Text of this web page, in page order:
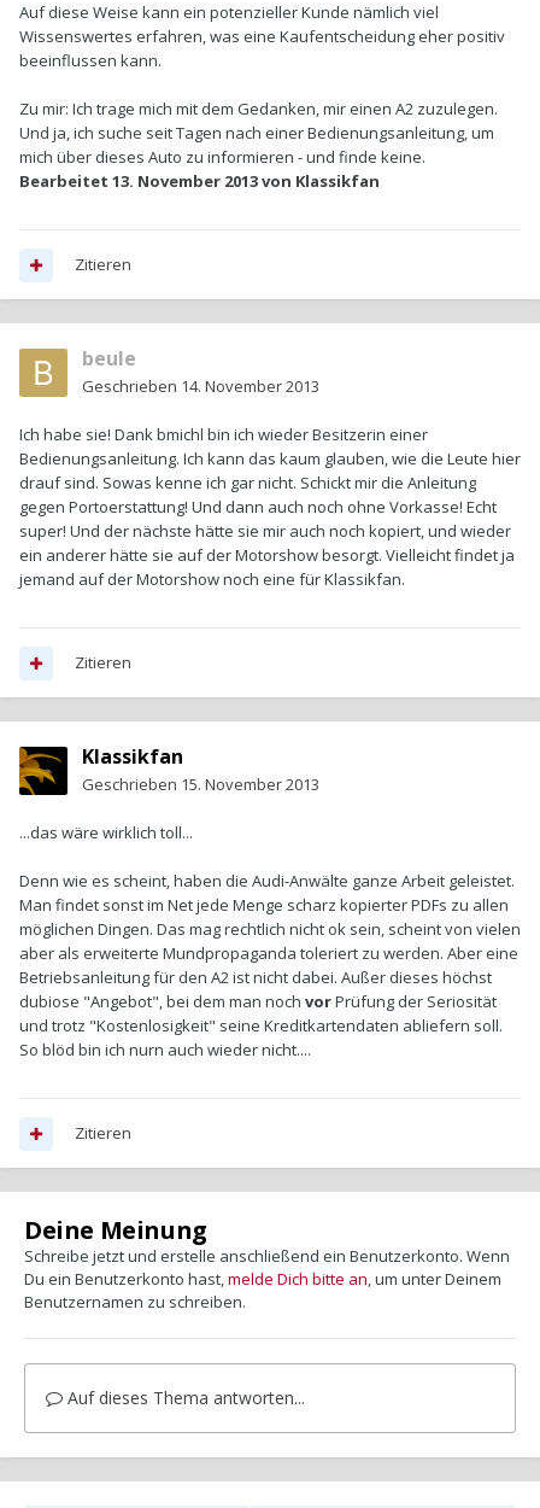
Auf diese Weise kann ein potenzieller Kunde nämlich viel
Wissenswertes erfahren, was eine Kaufentscheidung eher positiv
beeinflussen kann.
Zu mir: Ich trage mich mit dem Gedanken, mir einen A2 zuzulegen.
Und ja, ich suche seit Tagen nach einer Bedienungsanleitung, um
mich über dieses Auto zu informieren - und finde keine.
Bearbeitet 13. November 2013von Klassikfan
Zitieren
beule
Geschrieben 14. November 2013
Ich habe sie! Dank bmichl bin ich wieder Besitzerin einer
Bedienungsanleitung. Ich kann das kaum glauben, wie die Leute hier
drauf sind. Sowas kenne ich gar nicht. Schickt mir die Anleitung
gegen Portoerstattung! Und dann auch noch ohne Vorkasse! Echt
super! Und der nächste hätte sie mir auch noch kopiert, und wieder
ein anderer hätte sie auf der Motorshow besorgt. Vielleicht findet ja
jemand auf der Motorshow noch eine für Klassikfan.
Zitieren
Klassikfan
Geschrieben 15. November 2013
...das wäre wirklich toll...
Denn wie es scheint, haben die Audi-Anwälte ganze Arbeit geleistet.
Man findet sonst im Net jede Menge scharz kopierter PDFs zu allen
möglichen Dingen. Das mag rechtlich nicht ok sein, scheint von vielen
aber als erweiterte Mundpropaganda toleriert zu werden. Aber eine
Betriebsanleitung für den A2 ist nicht dabei. Außer dieses höchst
dubiose "Angebot", bei dem man noch vorPrüfung der Seriosität
und trotz "Kostenlosigkeit" seine Kreditkartendaten abliefern soll.
So blöd bin ich nurn auch wieder nicht....
Zitieren
Deine Meinung
Schreibe jetzt und erstelle anschließend ein Benutzerkonto. Wenn
Du ein Benutzerkonto hast,melde Dich bitte an, um unter Deinem
Benutzernamen zu schreiben.
Auf dieses Thema antworten...